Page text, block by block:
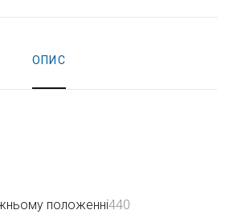
ОПИС
положенні440